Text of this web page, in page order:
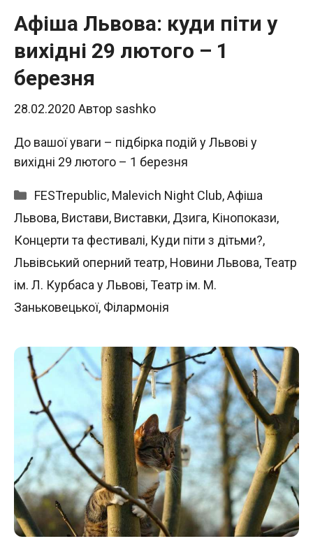
Афіша Львова: куди піти у
вихідні 29 лютого – 1
березня
28.02.2020 Автор sashko
До вашої уваги – підбірка подій у Львові у
вихідні 29 лютого – 1 березня
Категорії
FESTrepublic, Malevich Night Club,Афіша
Львова, Вистави, Виставки, Дзига, Кінопокази,
Концерти та фестивалі, Куди піти з дітьми?,
Львівський оперний театр, Новини Львова,Театр
ім. Л. Курбаса у Львові,Театр ім. М.
Заньковецької, Філармонія